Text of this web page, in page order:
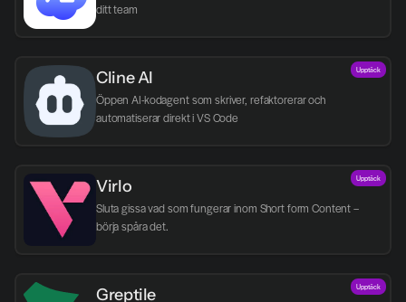
ditt team
Cline AI
Öppen AI-kodagent som skriver, refaktorerar och
automatiserar direkt i VS Code
Upptäck
Virlo
Sluta gissa vad som fungerar inom Short form Content –
börja spåra det.
Upptäck
Greptile Upptäck